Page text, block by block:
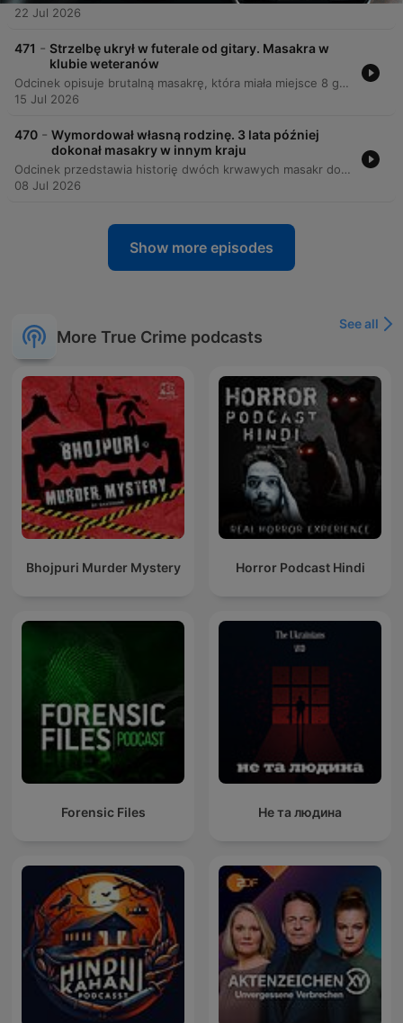
22 Jul 2026
471 - Strzelbę ukrył w futerale od gitary. Masakra w
klubie weteranów
Odcinek opisuje brutalną masakrę, która miała miejsce 8 grudnia 2001 roku w klubie RSA w Panmure, Nowa Zelandia. Sprawcą był William Dwayne Bell, młody recydywista z ponad setką wyroków, który dokonał ataku z motywacji zemsty oraz chęci kradzieży pieniędzy po swoim zwolnieniu z pracy w tym miejscu. Podczas ataku Bell zastrzelił trzy osoby i dotkliwie ranił czwartą, używając strzelby nie tylko do strzałów, ale także jako narzędzia tortur. Zbrodnia ta wstrząsnęła Nową Zelandią, doprowadziła do zaostrzenia prawa dotyczącego zwolnień warunkowych i zakończyła się wyrokiem dożywocia dla sprawcy.
15 Jul 2026
470 - Wymordował własną rodzinę. 3 lata później
dokonał masakry w innym kraju
Odcinek przedstawia historię dwóch krwawych masakr dokonanych przez tę samą osobę: Adrogo, syna Urwinio, znanego później jako William Unek. Pierwsza zbrodnia miała miejsce w 1954 roku w Kongu Belgijskim, gdzie sprawca wymordował 20 członków swojej rodziny z powodu rzekomego sabotażu jego małżeństwa przez magię i klątwy. Po ucieczce do Tanganyki, mężczyzna przyjął nową tożsamość i wstąpił do policji, by w 195łych latach dokonać serii brutalnych ataków w Malampace, w których zginęło kilkadziesiąt osób. Narracja śledzi drogę ucieczki mordercy, proces identyfikacji jego prawdziwej tożsamości przez dawnego sąsiada oraz dramatyczne okoliczności jego pojmania podczas obławy. Dokumentacja obejmuje szczegóły dotyczące motywów, przebiegu ataków na funkcjonariuszy oraz tragiczny bilans ofiar, łącząc te wydarzenia z późniejszymi masowymi strzelaninami w historii świata.
08 Jul 2026
Show more episodes
More True Crime podcasts
See all
Bhojpuri Murder Mystery Horror Podcast Hindi
Forensic Files Не та людина